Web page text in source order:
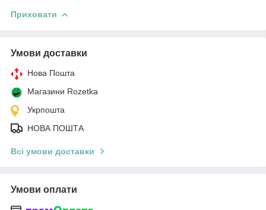
Приховати
Умови доставки
Нова Пошта
Магазини Rozetka
Укрпошта
НОВА ПОШТА
Всі умови доставки
Умови оплати